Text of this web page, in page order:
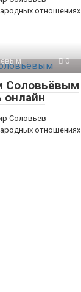
отношениях
0
Соловьёвым
онлайн
Соловьев
отношениях